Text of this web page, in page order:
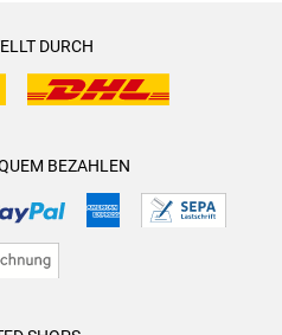
DURCH
BEZAHLEN